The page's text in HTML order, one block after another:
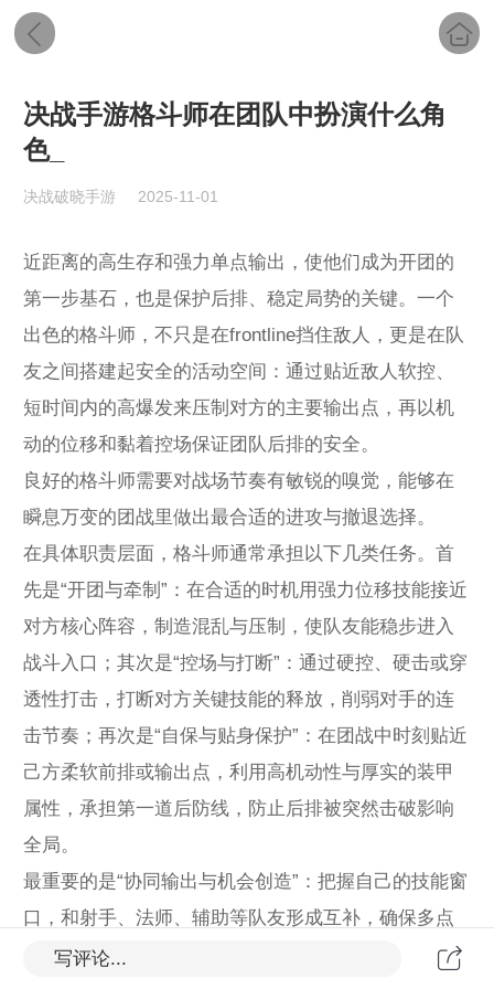
决战手游格斗师在团队中扮演什么角
色_
决战破晓手游 2025-11-01
近距离的高生存和强力单点输出，使他们成为开团的
第一步基石，也是保护后排、稳定局势的关键。一个
出色的格斗师，不只是在frontline挡住敌人，更是在队
友之间搭建起安全的活动空间：通过贴近敌人软控、
短时间内的高爆发来压制对方的主要输出点，再以机
动的位移和黏着控场保证团队后排的安全。
良好的格斗师需要对战场节奏有敏锐的嗅觉，能够在
瞬息万变的团战里做出最合适的进攻与撤退选择。
在具体职责层面，格斗师通常承担以下几类任务。首
先是“开团与牵制”：在合适的时机用强力位移技能接近
对方核心阵容，制造混乱与压制，使队友能稳步进入
战斗入口；其次是“控场与打断”：通过硬控、硬击或穿
透性打击，打断对方关键技能的释放，削弱对手的连
击节奏；再次是“自保与贴身保护”：在团战中时刻贴近
己方柔软前排或输出点，利用高机动性与厚实的装甲
属性，承担第一道后防线，防止后排被突然击破影响
全局。
最重要的是“协同输出与机会创造”：把握自己的技能窗
口，和射手、法师、辅助等队友形成互补，确保多点
输出叠加时能迅速打出爆发，拉开经济与资源的差
写评论...